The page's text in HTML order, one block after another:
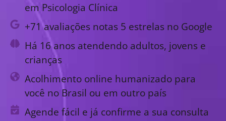
em Psicologia Clínica
+71 avaliações notas 5 estrelas no Google
Há 16 anos atendendo adultos, jovens e
crianças
Acolhimento online humanizado para
você no Brasil ou em outro país
Agende fácil e já confirme a sua consulta